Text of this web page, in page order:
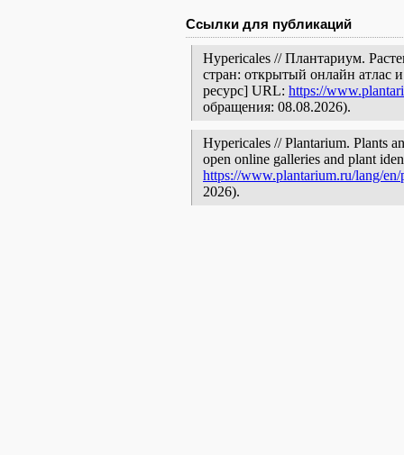
Ссылки для публикаций
Hypericales // Плантариум.
стран: открытый онлайн атлас
ресурс] URL: https://
обращения: 08.08.2026).
Hypericales // Plantarium. Plants
open online galleries and plant
https://www.plantarium.ru/lang/
2026).